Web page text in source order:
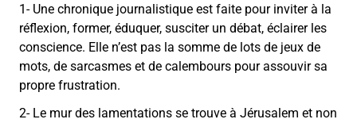
1- Une chronique journalistique est faite pour inviter à la
réflexion, former, éduquer, susciter un débat, éclairer les
conscience. Elle n’est pas la somme de lots de jeux de
mots, de sarcasmes et de calembours pour assouvir sa
propre frustration.
2- Le mur des lamentations se trouve à Jérusalem et non